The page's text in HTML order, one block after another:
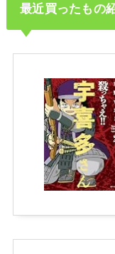
最近買ったもの